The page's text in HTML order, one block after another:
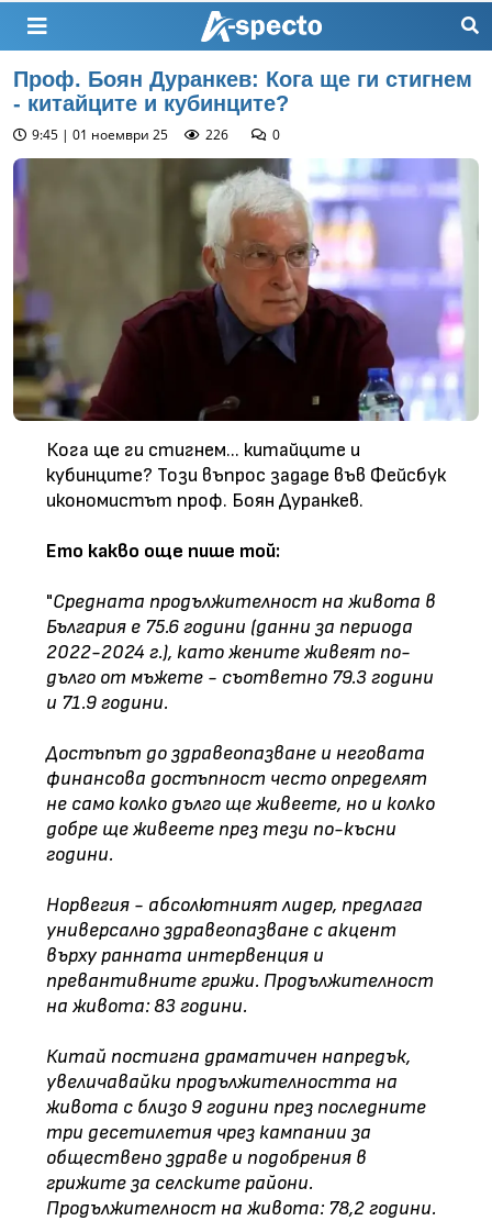
Проф. Боян Дуранкев: Кога ще ги стигнем
- китайците и кубинците?
9:45 | 01 ноември 25 226 0
Кога ще ги стигнем... китайците и
кубинците? Този въпрос зададе във Фейсбук
икономистът проф. Боян Дуранкев.
Ето какво още пише той:
"Средната продължителност на живота в
България е 75.6 години (данни за периода
2022-2024 г.), като жените живеят по-
дълго от мъжете - съответно 79.3 години
и 71.9 години.
Достъпът до здравеопазване и неговата
финансова достъпност често определят
не само колко дълго ще живеете, но и колко
добре ще живеете през тези по-късни
години.
Норвегия - абсолютният лидер, предлага
универсално здравеопазване с акцент
върху ранната интервенция и
превантивните грижи. Продължителност
на живота: 83 години.
Китай постигна драматичен напредък,
увеличавайки продължителността на
живота с близо 9 години през последните
три десетилетия чрез кампании за
обществено здраве и подобрения в
грижите за селските райони.
Продължителност на живота: 78,2 години.